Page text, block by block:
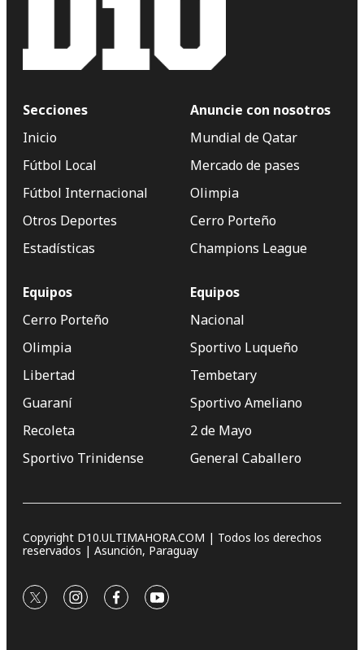
Secciones
Inicio
Fútbol Local
Fútbol Internacional
Otros Deportes
Estadísticas
Anuncie con nosotros
Mundial de Qatar
Mercado de pases
Olimpia
Cerro Porteño
Champions League
Equipos
Cerro Porteño
Olimpia
Libertad
Guaraní
Recoleta
Sportivo Trinidense
Equipos
Nacional
Sportivo Luqueño
Tembetary
Sportivo Ameliano
2 de Mayo
General Caballero
Copyright D10.ULTIMAHORA.COM | Todos los derechos
reservados | Asunción, Paraguay
twitterinstagram
facebookyoutube